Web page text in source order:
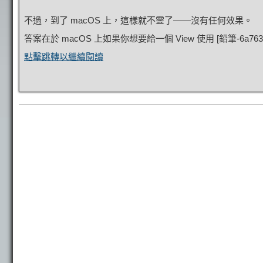
不過，到了 macOS 上，這樣就不靈了——沒有任何效果。
答案在於 macOS 上如果你想要給一個 View 使用 [鉛筆-
點擊跳轉以繼續閱讀